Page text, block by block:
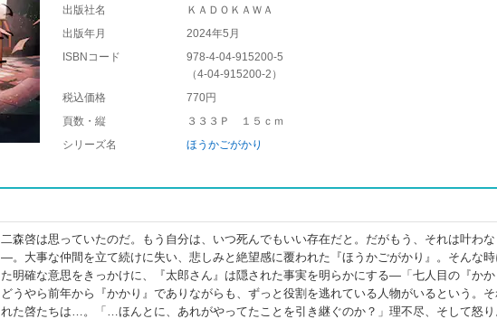
出版社名
ＫＡＤＯＫＡＷＡ
出版年月
2024年5月
ISBNコード
978-4-04-915200-5
（4-04-915200-2 ）
税込価格
770円
頁数・縦
３３３Ｐ １５ｃｍ
シリーズ名
ほうかごがかり
二森啓は思っていたのだ。もう自分は、いつ死んでもいい存在だと。だがもう、それは叶わ
―。大事な仲間を立て続けに失い、悲しみと絶望感に覆われた『ほうかごがかり』。そんな時
た明確な意思をきっかけに、『太郎さん』は隠された事実を明らかにする―「七人目の『かか
どうやら前年から『かかり』でありながらも、ずっと役割を逃れている人物がいるという。そ
れた啓たちは…。「…ほんとに、あれがやってたことを引き継ぐのか？」理不尽、そして怒り